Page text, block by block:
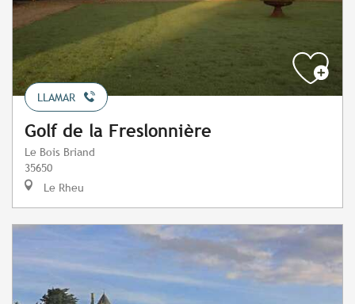
LLAMAR
Golf de la Freslonnière
Le Bois Briand
35650
Le Rheu